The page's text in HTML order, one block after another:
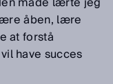
åben, lære
at forstå
have succes